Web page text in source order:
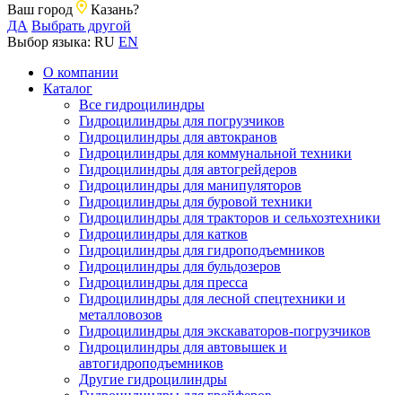
Ваш город
Казань?
ДА Выбрать другой
Выбор языка: RU EN
О компании
Каталог
Все гидроцилиндры
Гидроцилиндры для погрузчиков
Гидроцилиндры для автокранов
Гидроцилиндры для коммунальной техники
Гидроцилиндры для автогрейдеров
Гидроцилиндры для манипуляторов
Гидроцилиндры для буровой техники
Гидроцилиндры для тракторов и сельхозтехники
Гидроцилиндры для катков
Гидроцилиндры для гидроподъемников
Гидроцилиндры для бульдозеров
Гидроцилиндры для пресса
Гидроцилиндры для лесной спецтехники и
металловозов
Гидроцилиндры для экскаваторов-погрузчиков
Гидроцилиндры для автовышек и
автогидроподъемников
Другие гидроцилиндры